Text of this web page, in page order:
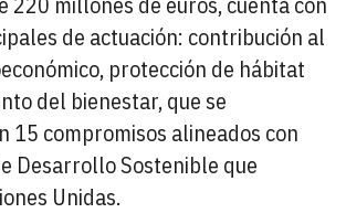
de actuación: contribución al
protección de hábitat
del bienestar, que se
15 compromisos alineados con
Desarrollo Sostenible que
Unidas.